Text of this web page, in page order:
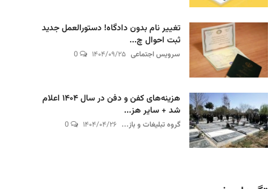
تغییر نام بدون دادگاه! دستورالعمل جدید
ثبت احوال چ...
سرویس اجتماعی ۱۴۰۴/۰۹/۲۵ 0
هزینه‌های کفن و دفن در سال ۱۴۰۴ اعلام
شد + سایر هز...
گروه تبلیغات و باز... ۱۴۰۴/۰۴/۲۶ 0